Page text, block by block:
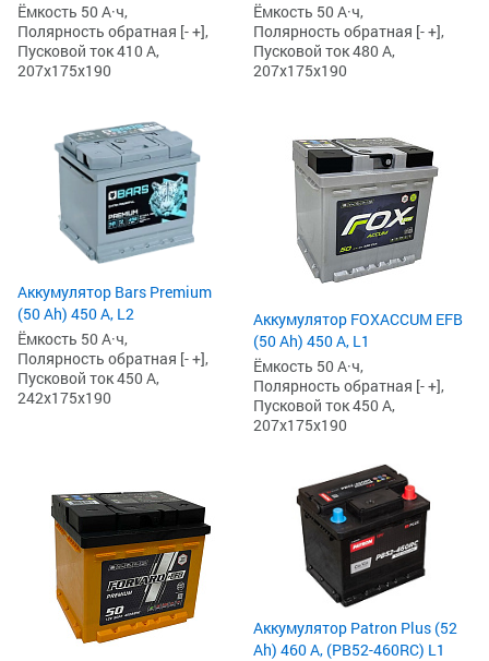
Ёмкость 50 А·ч,
Полярность обратная [- +],
Пусковой ток 410 А,
207x175x190
Ёмкость 50 А·ч,
Полярность обратная [- +],
Пусковой ток 480 А,
207x175x190
Аккумулятор Bars Premium
(50 Ah) 450 А, L2
Ёмкость 50 А·ч,
Полярность обратная [- +],
Пусковой ток 450 А,
242x175x190
Аккумулятор FOXACCUM EFB
(50 Ah) 450 А, L1
Ёмкость 50 А·ч,
Полярность обратная [- +],
Пусковой ток 450 А,
207x175x190
Аккумулятор Patron Plus (52
Ah) 460 А, (PB52-460RC) L1